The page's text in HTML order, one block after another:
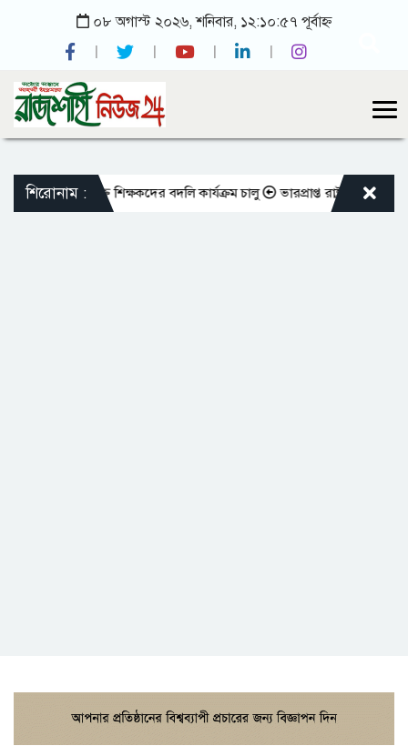
০৮ অগাস্ট ২০২৬, শনিবার, ১২:১০:৫৭ পূর্বাহ্ন
শিরোনাম :
এমপিওভুক্ত শিক্ষকদের বদলি কার্যক্রম চালু ভারপ্রাপ্ত রাষ্ট্রপতিকে শুভেচ্ছা